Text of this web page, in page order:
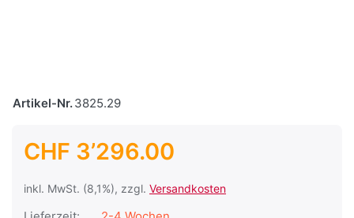
Artikel-Nr.3825.29
CHF 3’296.00
inkl. MwSt. (8,1%), zzgl. Versandkosten